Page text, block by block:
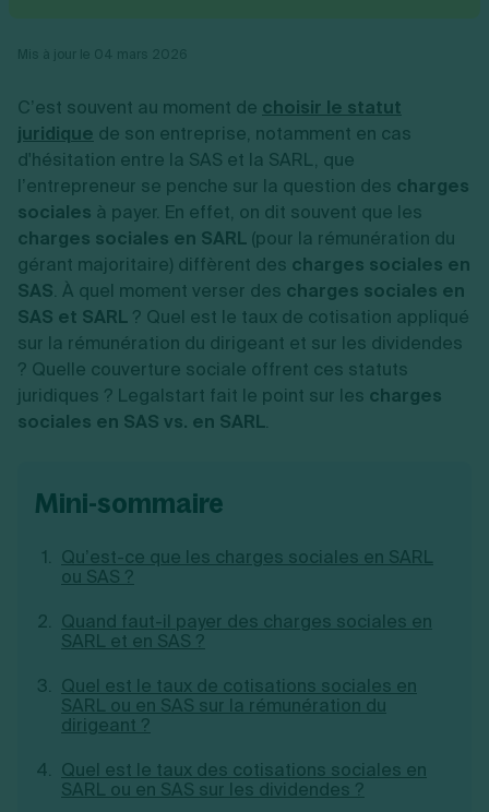
Transport
Autres
Ressources
Simulateur de choix de forme juridique
Calcul de charges sociales
Estimation du coût de création
Calcul d'éligibilité à l'ACRE
Vérification de la disponibilité du nom d'entreprise
Création d'entreprise
Gérer son entreprise
Gestion comptable
Approbation des comptes
Dépôt de marque
Recherche d'antériorité
Protection des créations
Confidentialité de l'adresse du dirigeant
Fermer son entreprise
Radiation auto entrepreneur
Mise en sommeil
Dissolution-liquidation
Dépôt de bilan
Toutes les modifications
Conseil/finance
Vente en ligne
Services aux entreprises
Construction/travaux
Restauration
Commerce
Transport
Autres
Par fonctionnalité
Logiciel de facturation
Logiciel de comptabilité
Gestion des achats
Gestion de la trésorerie
Je souhaite être accompagné
Découvrez notre cabinet d'expertise
comptable LS Compta
Fiches SCI
Fiches auto-entrepreneur
Fiches association
Toutes les fiches sur la création
Autres démarches
Gestion d’entreprise
Fermeture d’entreprise
Exercice d’un métier
Recouvrement de factures
Gérer ses salariés
Sélection de fiches pratiques
Ouvrir sa société
Création d'EURL
Création de SARL
Création de SAS
Création d'association
Aides à la création d’entreprise
Fermeture d’une entreprise
Création d'entreprise
C’est souvent au moment de choisir le statut
juridique de son entreprise, notamment en cas
d'hésitation entre la SAS et la SARL, que
l’entrepreneur se penche sur la question des charges
sociales à payer. En effet, on dit souvent que les
charges sociales en SARL (pour la rémunération du
gérant majoritaire) diffèrent des charges sociales en
SAS. À quel moment verser des charges sociales en
SAS et SARL ? Quel est le taux de cotisation appliqué
sur la rémunération du dirigeant et sur les dividendes
? Quelle couverture sociale offrent ces statuts
juridiques ? Legalstart fait le point sur les charges
sociales en SAS vs. en SARL.
mini-sommaire
Qu’est-ce que les charges sociales en SARL
ou SAS ?
Quand faut-il payer des charges sociales en
SARL et en SAS ?
Quel est le taux de cotisations sociales en
SARL ou en SAS sur la rémunération du
dirigeant ?
Quel est le taux des cotisations sociales en
SARL ou en SAS sur les dividendes ?